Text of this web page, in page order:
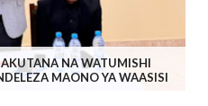
NA WATUMISHI
MAONO YA WAASISI